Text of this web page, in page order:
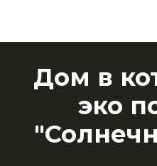
Дом в
эко